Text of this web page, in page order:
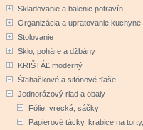
Skladovanie a balenie potravín
Organizácia a upratovanie kuchyne
Stolovanie
Sklo, poháre a džbány
KRIŠTÁĽ moderný
Šľahačkové a sifónové fľaše
Jednorázový riad a obaly
Fólie, vrecká, sáčky
Papierové tácky, krabice na torty,